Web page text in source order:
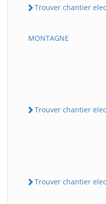
Trouver chantier
MONTAGNE
Trouver chantier
Trouver chantier